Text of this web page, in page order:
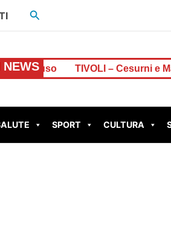
Cerca
NEWSTIVOLI – Cesurni e
SPORT CULTURA